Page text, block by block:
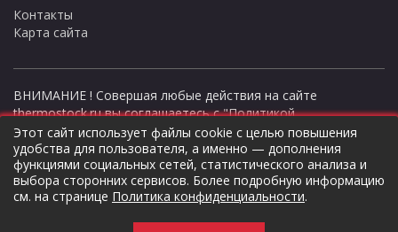
Контакты
Карта сайта
ВНИМАНИЕ ! Совершая любые действия на сайте
thermostock.ru вы соглашаетесь с"Политикой
конфиденциальности" , в противном случае рекомендуем
покинуть данный сайт. Цены и информация представлена на
данном сайте в ознакомительных целях и не являются
публичной офертой ни при каких обстоятельствах!
ТермоСток - все для отопления и водоснабжения © 2026
Этот сайт использует файлы cookie с целью повышения
удобства для пользователя, а именно — дополнения
функциями социальных сетей, статистического анализа и
выбора сторонних сервисов. Более подробную информацию
см. на странице Политика конфиденциальности.